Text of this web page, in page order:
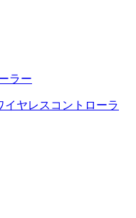
ラー
イヤレスコントローラ